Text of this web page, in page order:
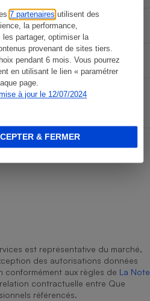
7 partenaires utilisent des
la performance,
partager, optimiser la
provenant de sites tiers.
pendant 6 mois. Vous pourrez
en utilisant le lien « paramétrer
page.
à jour le 12/07/2024
& FERMER
Groupe 0+
Enfant de 40 à 83 cm
Non
est représentative du marché,
des autorisations données
conformément aux règles de La Note
relation contractuelle entre Que
référencés.